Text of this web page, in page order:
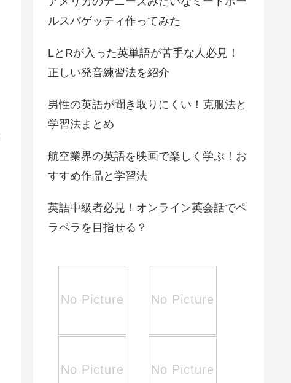
ルスパゲッティ作ってみた
LとRが入った英単語が苦手な人必見！
正しい発音練習法を紹介
男性の英語が聞き取りにくい！克服法と
学習法まとめ
航空業界の英語を映画で楽しく学ぶ！お
すすめ作品と学習法
英語中級者必見！オンライン英会話でペ
ラペラを目指せる？